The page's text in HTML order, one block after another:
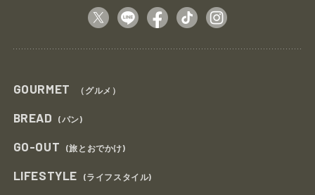
GOURMET （グルメ）
BREAD (パン)
GO-OUT (旅とおでかけ)
LIFESTYLE (ライフスタイル)